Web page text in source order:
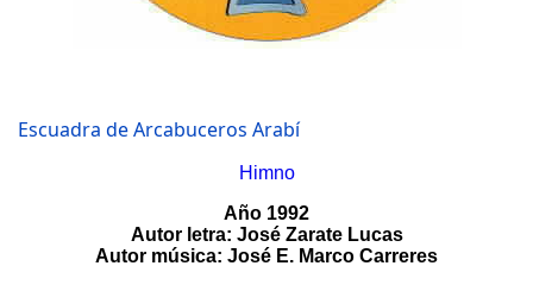
Escuadra de Arcabuceros Arabí
Himno
Año 1992
Autor letra: José Zarate Lucas
Autor música: José E. Marco Carreres